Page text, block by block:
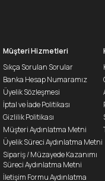
Müşteri Hizmetleri
Sıkça Sorulan Sorular
Banka Hesap Numaramız
Üyelik Sözleşmesi
İptal ve İade Politikası
Gizlilik Politikası
Müşteri Aydınlatma Metni
Üyelik Süreci Aydınlatma Metni
Sipariş / Müzayede Kazanımı
Süreci Aydınlatma Metni
İletişim Formu Aydınlatma